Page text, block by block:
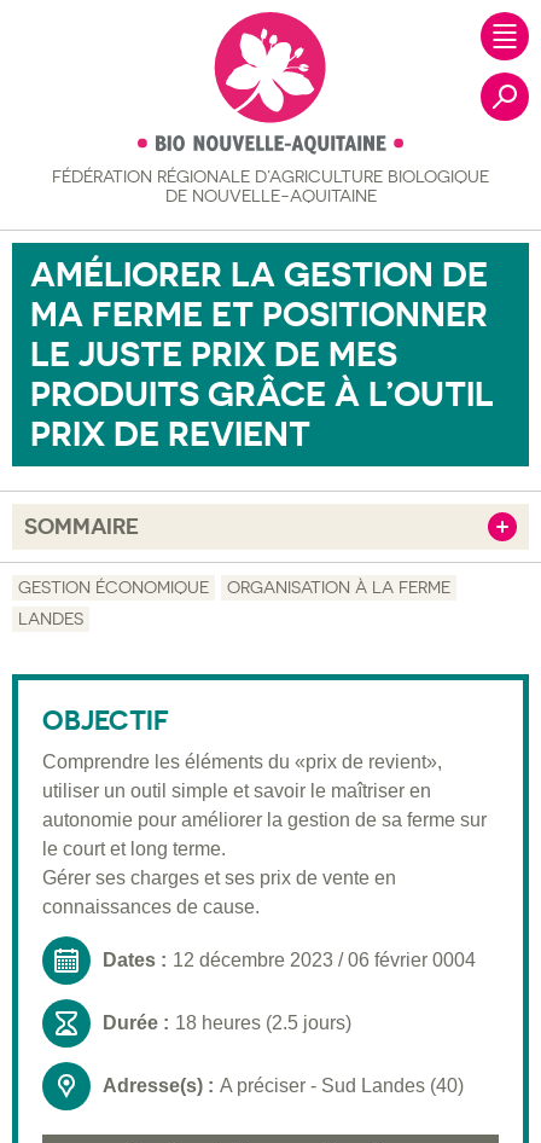
FÉDÉRATION RÉGIONALE D’AGRICULTURE BIOLOGIQUE
DE NOUVELLE-AQUITAINE
AMÉLIORER LA GESTION DE
MA FERME ET POSITIONNER
LE JUSTE PRIX DE MES
PRODUITS GRÂCE À L’OUTIL
PRIX DE REVIENT
SOMMAIRE
Description
Public visé
Pré-requis
Validation
Moyens pédagogiques
Informations pratiques
GESTION ÉCONOMIQUE
ORGANISATION À LA FERME
LANDES
OBJECTIF
Comprendre les éléments du «prix de revient»,
utiliser un outil simple et savoir le maîtriser en
autonomie pour améliorer la gestion de sa ferme sur
le court et long terme.
Gérer ses charges et ses prix de vente en
connaissances de cause.
Dates : 12 décembre 2023 /06 février 0004
Durée : 18 heures (2.5 jours)
Adresse(s) : A préciser - Sud Landes (40)